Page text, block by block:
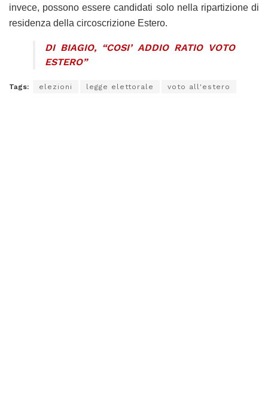
invece, possono essere candidati solo nella ripartizione di
residenza della circoscrizione Estero.
DI BIAGIO, “COSI’ ADDIO RATIO VOTO
ESTERO”
Tags: elezioni legge elettorale voto all'estero